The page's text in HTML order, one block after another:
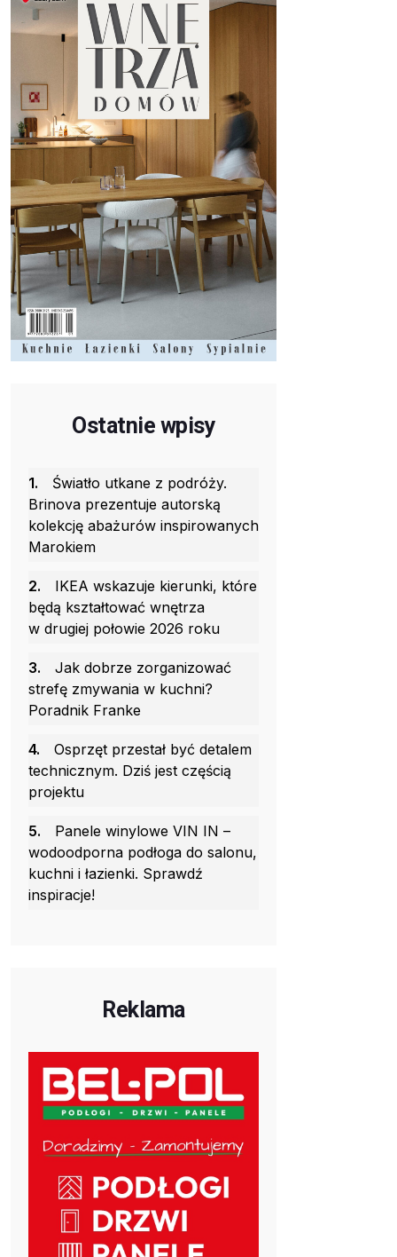
Ostatnie wpisy
1.
Światło utkane z podróży.
Brinova prezentuje autorską
kolekcję abażurów inspirowanych
Marokiem
2.
IKEA wskazuje kierunki, które
będą kształtować wnętrza
w drugiej połowie 2026 roku
3.
Jak dobrze zorganizować
strefę zmywania w kuchni?
Poradnik Franke
4.
Osprzęt przestał być detalem
technicznym. Dziś jest częścią
projektu
5.
Panele winylowe VIN IN –
wodoodporna podłoga do salonu,
kuchni i łazienki. Sprawdź
inspiracje!
Reklama